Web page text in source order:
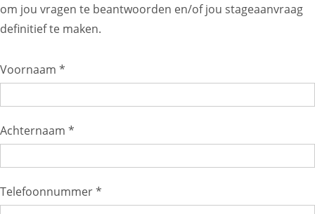
om jou vragen te beantwoorden en/of jou stageaanvraag
definitief te maken.
Voornaam *
Achternaam *
Telefoonnummer *